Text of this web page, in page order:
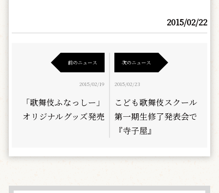
2015/02/22
前のニュース
2015/02/19
「歌舞伎ふなっしー」
オリジナルグッズ発売
次のニュース
2015/02/23
こども歌舞伎スクール
第一期生修了発表会で
『寺子屋』